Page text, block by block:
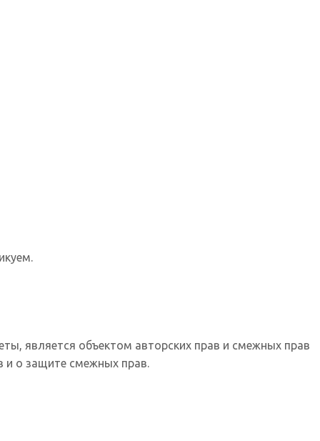
является объектом авторских прав и смежных прав
и о защите смежных прав.